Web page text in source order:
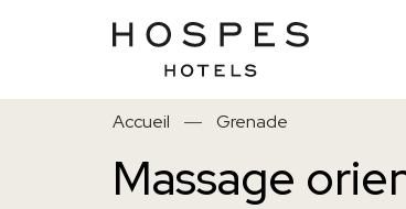
Accueil Grenade
Massage